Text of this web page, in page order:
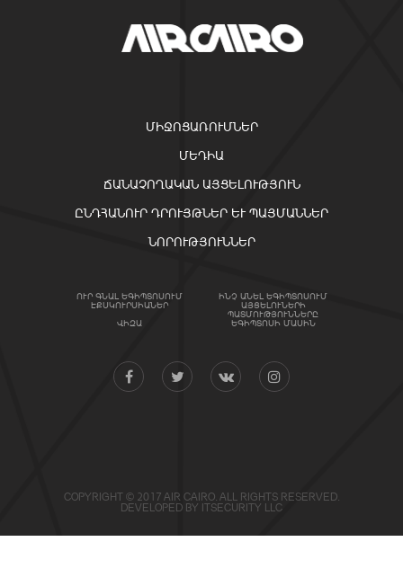
ՄԻՋՈՑԱՌՈՒՄՆԵՐ
ՄԵԴԻԱ
ՃԱՆԱՉՈՂԱԿԱՆ ԱՅՑԵԼՈՒԹՅՈՒՆ
ԸՆԴՀԱՆՈՒՐ ԴՐՈՒՅԹՆԵՐ ԵՒ ՊԱՅՄԱՆՆԵՐ
ՆՈՐՈՒԹՅՈՒՆՆԵՐ
ՈՒՐ ԳՆԱԼ ԵԳԻՊՏՈՍՈՒՄ ԻՆՉ ԱՆԵԼ ԵԳԻՊՏՈՍՈՒՄ
ԷՔՍԿՈՒՐՍԻԱՆԵՐ ԱՅՑԵԼՈՒՆԵՐԻ
ՊԱՏՄՈՒԹՅՈՒՆՆԵՐԸ
ՎԻԶԱ ԵԳԻՊՏՈՍԻ ՄԱՍԻՆ
COPYRIGHT © 2017 AIR CAIRO. ALL RIGHTS RESERVED.
DEVELOPED BY ITSECURITY LLC